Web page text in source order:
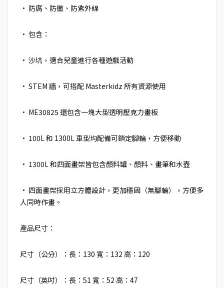
• 防腐、防黴、防紫外線
• 包含：
• 沙坑，適合兒童進行各種遊戲活動
• STEM 牆，可搭配 Masterkidz 所有資源使用
• ME30825 還包含一塊大型透明壓克力畫板
• 100L 和 1300L 車型均配備可鎖定腳輪，方便移動
• 1300L 和四面畫架皆包含顏料罐、顏料、畫筆和水壺
• 四面畫架採用立方體設計，更加穩固（無腳輪），方便多
人同時作畫。
產品尺寸：
尺寸（公分）：長：130 寬：132 高：120
尺寸（英吋）：長：51 寬：52 高：47